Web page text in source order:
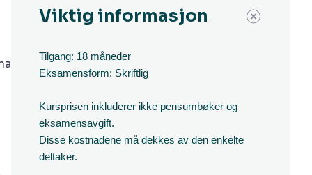
Viktig informasjon
Tilgang: 18 måneder
Eksamensform: Skriftlig
Kursprisen inkluderer ikke pensumbøker og
eksamensavgift.
Disse kostnadene må dekkes av den enkelte
deltaker.